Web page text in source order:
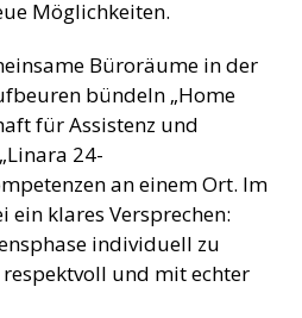
Möglichkeiten.
Büroräume in der
bündeln „Home
für Assistenz und
24-
an einem Ort. Im
klares Versprechen:
individuell zu
und mit echter